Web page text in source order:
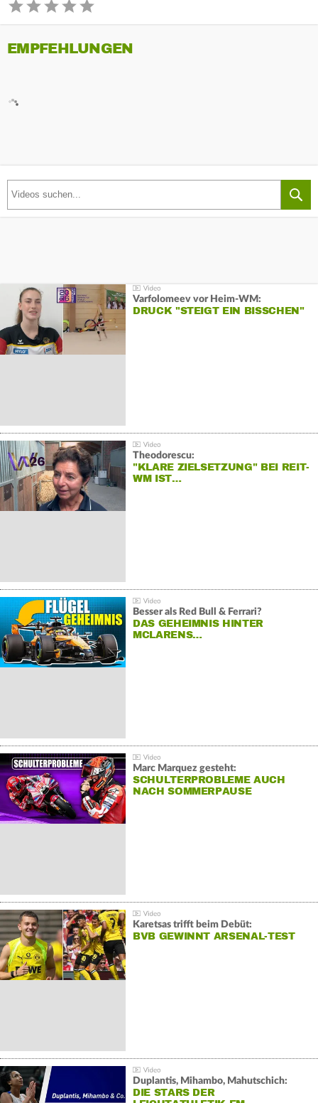
EMPFEHLUNGEN
Varfolomeev vor Heim-WM:
DRUCK "STEIGT EIN BISSCHEN"
Theodorescu:
"KLARE ZIELSETZUNG" BEI REIT-
WM IST…
Besser als Red Bull & Ferrari?
DAS GEHEIMNIS HINTER
MCLARENS…
Marc Marquez gesteht:
SCHULTERPROBLEME AUCH
NACH SOMMERPAUSE
Karetsas trifft beim Debüt:
BVB GEWINNT ARSENAL-TEST
Duplantis, Mihambo, Mahutschich:
DIE STARS DER